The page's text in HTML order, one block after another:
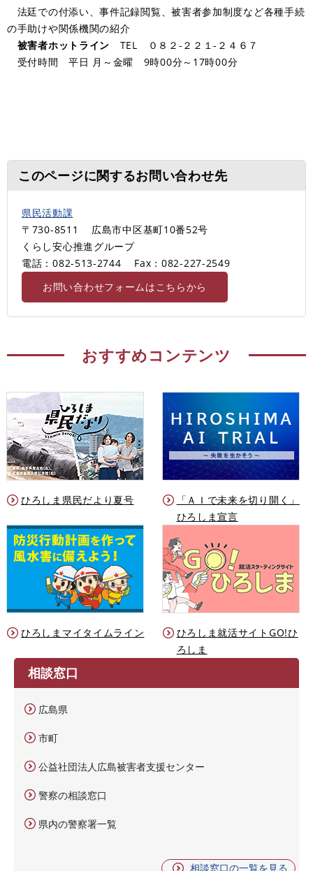
法廷での付添い、事件記録閲覧、被害者参加制度など各種手続
の手助けや関係機関の紹介​
被害者ホットライン TEL ０８２-２２１-２４６７
受付時間 平日 月～金曜 9時00分～17時00分
このページに関するお問い合わせ先
県民活動課
〒730-8511
広島市中区基町10番52号
くらし安心推進グループ
電話：082-513-2744
Fax：082-227-2549
お問い合わせフォームはこちらから
おすすめコンテンツ
ひろしま県民だより夏号
「ＡＩで未来を切り開く」
ひろしま宣言
ひろしまマイタイムライン
ひろしま就活サイトGO!ひ
ろしま
相談窓口
広島県
市町
公益社団法人広島被害者支援センター
警察の相談窓口
県内の警察署一覧
相談窓口の一覧を見る